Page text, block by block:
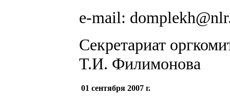
e-mail:
Секретариат
Т.И. Филимонова
01 сентября 2007 г.